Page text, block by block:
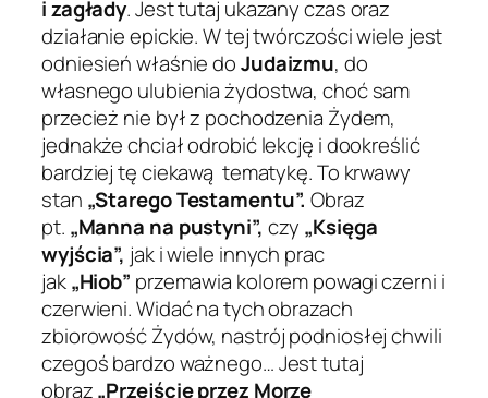
i zagłady. Jest tutaj ukazany czas oraz
działanie epickie. W tej twórczości wiele jest
odniesień właśnie doJudaizmu, do
własnego ulubienia żydostwa, choć sam
przecież nie był z pochodzenia Żydem,
jednakże chciał odrobić lekcję i dookreślić
bardziej tę ciekawą tematykę. To krwawy
stan „Starego Testamentu”. Obraz
pt. „Manna na pustyni”, czy „Księga
wyjścia”, jak i wiele innych prac
jak„Hiob” przemawia kolorem powagi czerni i
czerwieni. Widać na tych obrazach
zbiorowość Żydów, nastrój podniosłej chwili
czegoś bardzo ważnego… Jest tutaj
obraz„Przejście przez Morze